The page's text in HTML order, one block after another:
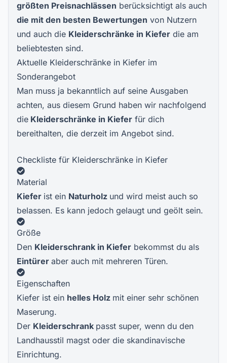
größten Preisnachlässen berücksichtigt als auch
die mit den besten Bewertungen von Nutzern
und auch die Kleiderschränke in Kiefer die am
beliebtesten sind.
Aktuelle Kleiderschränke in Kiefer im
Sonderangebot
Man muss ja bekanntlich auf seine Ausgaben
achten, aus diesem Grund haben wir nachfolgend
die Kleiderschränke in Kiefer für dich
bereithalten, die derzeit im Angebot sind.
Checkliste für Kleiderschränke in Kiefer
Material
Kiefer ist ein Naturholz und wird meist auch so
belassen. Es kann jedoch gelaugt und geölt sein.
Größe
Den Kleiderschrank in Kiefer bekommst du als
Eintürer aber auch mit mehreren Türen.
Eigenschaften
Kiefer ist ein helles Holz mit einer sehr schönen
Maserung.
Der Kleiderschrank passt super, wenn du den
Landhausstil magst oder die skandinavische
Einrichtung.